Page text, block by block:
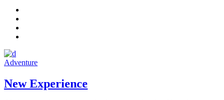
Adventure
New Experience